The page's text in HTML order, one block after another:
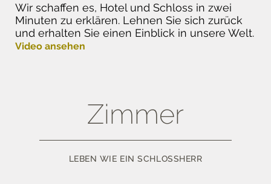
Wir schaffen es, Hotel und Schloss in zwei
Minuten zu erklären. Lehnen Sie sich zurück
und erhalten Sie einen Einblick in unsere Welt.
Video ansehen
Zimmer
LEBEN WIE EIN SCHLOSSHERR